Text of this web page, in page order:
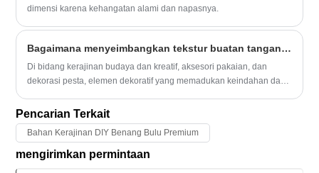
dimensi karena kehangatan alami dan napasnya.
Bagaimana menyeimbangkan tekstur buatan tangan dengan efisiensi produksi massal?
Di bidang kerajinan budaya dan kreatif, aksesori pakaian, dan
dekorasi pesta, elemen dekoratif yang memadukan keindahan dan
Bunga Pita, dengan keahlian yang beragam dan penerapan yang
fleksibel, tidak hanya terus mendapatkan popularitas di kalangan
penggemar kerajinan tangan, namun juga mencapai pasokan skala
besar melalui terobosan dalam teknologi produksi otomatis.
Pencarian Terkait
Bahan Kerajinan DIY Benang Bulu Premium
mengirimkan permintaan